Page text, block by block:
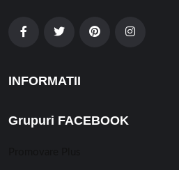
INFORMATII
Grupuri FACEBOOK